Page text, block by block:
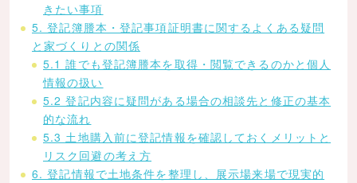
きたい事項
5. 登記簿謄本・登記事項証明書に関するよくある疑問
と家づくりとの関係
5.1 誰でも登記簿謄本を取得・閲覧できるのかと個人
情報の扱い
5.2 登記内容に疑問がある場合の相談先と修正の基本
的な流れ
5.3 土地購入前に登記情報を確認しておくメリットと
リスク回避の考え方
6. 登記情報で土地条件を整理し、展示場来場で現実的